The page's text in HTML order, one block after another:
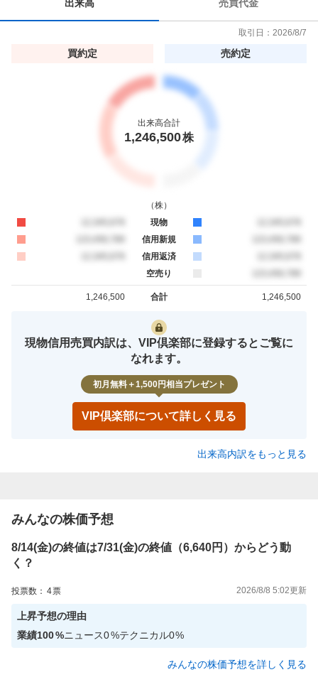
.
出来高 売買代金
取引日： 2026/8/7
買約定 売約定
出来高合計
1,246,500株
（株）
現物
信用新規
信用返済
空売り
合計
1,246,500 1,246,500
現物信用売買内訳は、VIP倶楽部に登録するとご覧に
なれます。
初月無料＋1,500円相当プレゼント
VIP倶楽部について詳しく見る
出来高内訳をもっと見る
みんなの株価予想
8/14(金)の終値は7/31(金)の終値（6,640円）からどう動
く？
投票数： 4票 2026/8/8 5:02更新
上昇予想の理由
業績100%ニュース0%テクニカル0%
みんなの株価予想を詳しく見る